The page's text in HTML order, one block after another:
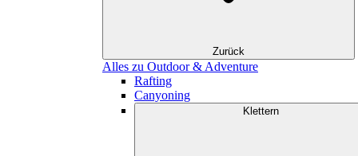
Zurück
Alles zu Outdoor & Adventure
Rafting
Canyoning
Klettern